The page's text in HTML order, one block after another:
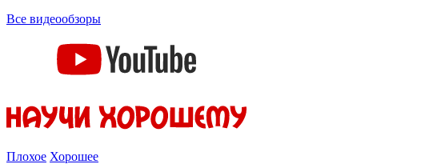
Все видеообзоры
Плохое Хорошее